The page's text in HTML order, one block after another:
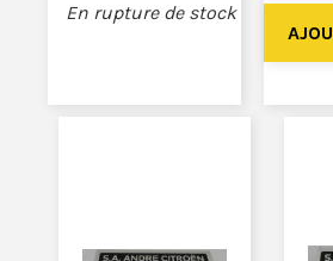
En rupture de stock